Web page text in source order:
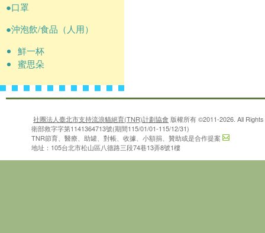
●口罩
●沖泡飲/食品（人用）
鮮一杯
蜜思朵
社團法人臺北市支持流浪貓絕育(TNR)計劃協會 版權所有 ©2011-2026. All
衛部救字字第1141364713號(期間115/01/01-115/12/31)
TNR節育、醫療、助罐、對帳、收據、小額捐、贊助或是合作提案
地址：105台北市松山區八德路三段74巷13弄8號1樓